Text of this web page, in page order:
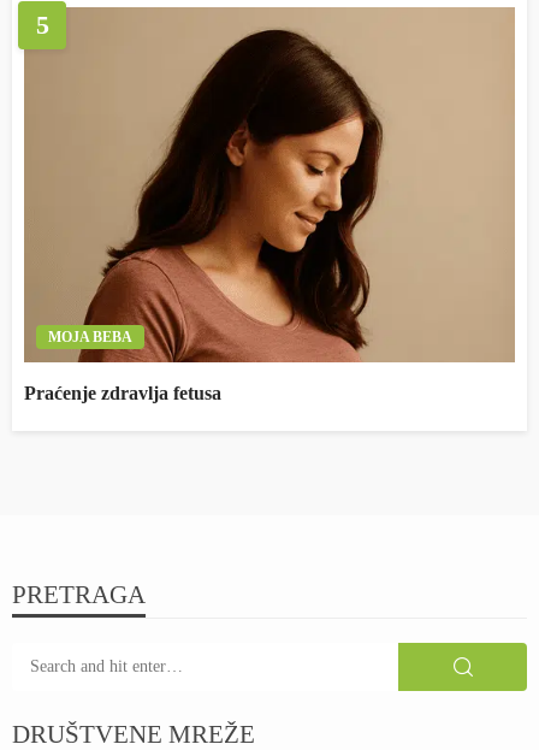
5
MOJA BEBA
Praćenje zdravlja fetusa
PRETRAGA
DRUŠTVENE MREŽE